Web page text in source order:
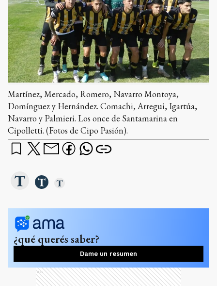
Martínez, Mercado, Romero, Navarro Montoya,
Domínguez y Hernández. Comachi, Arregui, Igartúa,
Navarro y Palmieri. Los once de Santamarina en
Cipolletti. (Fotos de Cipo Pasión).
¿qué querés saber?
Dame un resumen
Ads